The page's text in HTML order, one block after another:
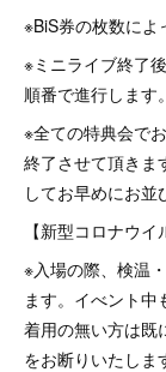
※BiS券の枚数によ
※ミニライブ終了
順番で進行します。
※全ての特典会で
終了させて頂きま
してお早めにお並
【新型コロナウイ
※入場の際、検温
ます。イべント中
着用の無い方は既
をお断りいたしま